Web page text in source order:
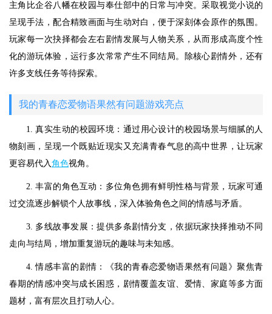
主角比企谷八幡在校园与奉仕部中的日常与冲突。采取视觉小说的
呈现手法，配合精致画面与生动对白，便于深刻体会原作的氛围。
玩家每一次抉择都会左右剧情发展与人物关系，从而形成高度个性
化的游玩体验，运行多次常常产生不同结局。除核心剧情外，还有
许多支线任务等待探索。
我的青春恋爱物语果然有问题游戏亮点
1. 真实生动的校园环境：通过用心设计的校园场景与细腻的人
物刻画，呈现一个既贴近现实又充满青春气息的高中世界，让玩家
更容易代入角色视角。
2. 丰富的角色互动：多位角色拥有鲜明性格与背景，玩家可通
过交流逐步解锁个人故事线，深入体验角色之间的情感与矛盾。
3. 多线故事发展：提供多条剧情分支，依据玩家抉择推动不同
走向与结局，增加重复游玩的趣味与未知感。
4. 情感丰富的剧情：《我的青春恋爱物语果然有问题》聚焦青
春期的情感冲突与成长困惑，剧情覆盖友谊、爱情、家庭等多方面
题材，富有层次且打动人心。